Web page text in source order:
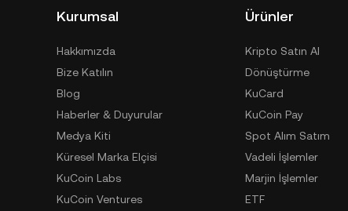
Kurumsal
Hakkımızda
Bize Katılın
Blog
Haberler & Duyurular
Medya Kiti
Küresel Marka Elçisi
KuCoin Labs
KuCoin Ventures
Ürünler
Kripto Satın Al
Dönüştürme
KuCard
KuCoin Pay
Spot Alım Satım
Vadeli İşlemler
Marjin İşlemler
ETF